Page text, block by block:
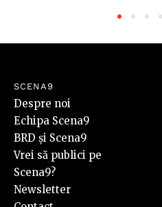
SCENA9
Despre noi
Echipa Scena9
BRD și Scena9
Vrei să publici pe
Scena9?
Newsletter